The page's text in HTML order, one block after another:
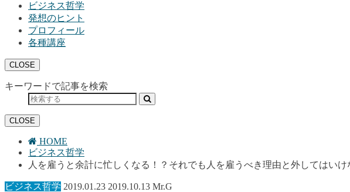
ビジネス哲学
発想のヒント
プロフィール
各種講座
CLOSE
キーワードで記事を検索
CLOSE
HOME
ビジネス哲学
人を雇うと余計に忙しくなる！？それでも人を雇うべき理由と外してはいけ
ビジネス哲学 2019.01.23 2019.10.13 Mr.G